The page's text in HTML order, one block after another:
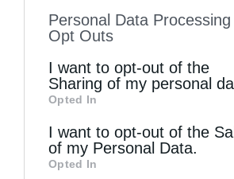
to your opt-out. You may
information by third parties on
of downstream participants.
information may also be
third parties on theIAB’s List
Downstream Participants
Personal Data Processing
Opt Outs
I want to opt-out of the
Sharing of my personal
Opted In
I want to opt-out of the
of my Personal Data.
Opted In
Ελληνικός Ερυθρός Σταυρός: Τι
περιέχει ένα...